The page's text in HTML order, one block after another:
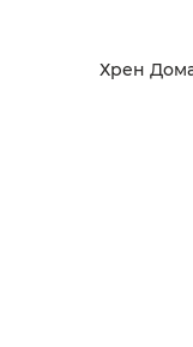
Хрен